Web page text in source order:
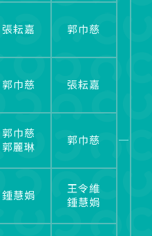
張耘嘉
郭巾慈
郭巾慈
郭麗琳
鍾慧娟
郭巾慈
張耘嘉
郭巾慈
王令維
鍾慧娟